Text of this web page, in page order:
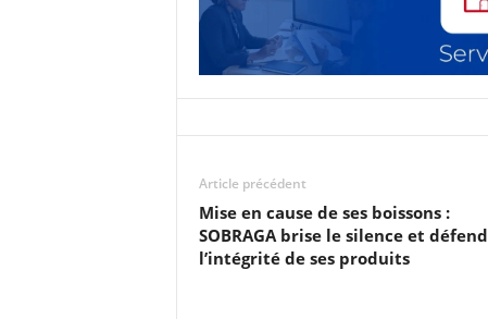
Article précédent
Mise en cause de ses boissons :
SOBRAGA brise le silence et défend
l’intégrité de ses produits